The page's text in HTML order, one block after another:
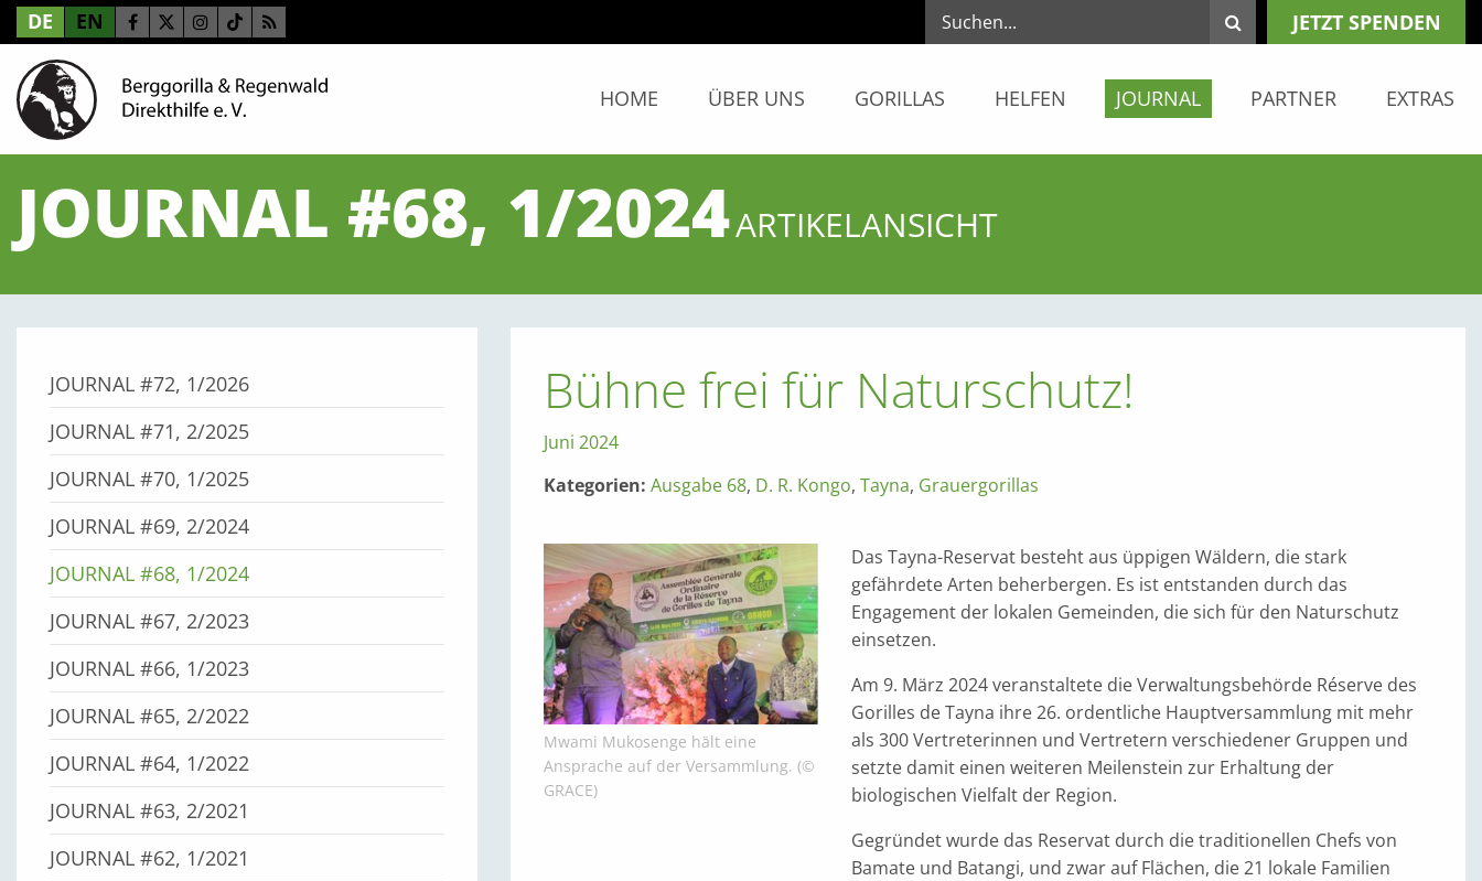
DE EN JETZT SPENDEN
HOME ÜBER UNS GORILLAS HELFEN JOURNAL PARTNER EXTRAS
JOURNAL #68, 1/2024ARTIKELANSICHT
Bühne frei für Naturschutz!
Juni 2024
Kategorien: Ausgabe 68, D. R. Kongo, Tayna, Grauergorillas
Mwami Mukosenge hält eine
Ansprache auf der Versammlung. (©
GRACE)
Das Tayna-Reservat besteht aus üppigen Wäldern, die stark
gefährdete Arten beherbergen. Es ist entstanden durch das
Engagement der lokalen Gemeinden, die sich für den Naturschutz
einsetzen.
Am 9. März 2024 veranstaltete die Verwaltungsbehörde Réserve des
Gorilles de Tayna ihre 26. ordentliche Hauptversammlung mit mehr
als 300 Vertreterinnen und Vertretern verschiedener Gruppen und
setzte damit einen weiteren Meilenstein zur Erhaltung der
biologischen Vielfalt der Region.
Gegründet wurde das Reservat durch die traditionellen Chefs von
Bamate und Batangi, und zwar auf Flächen, die 21 lokale Familien
JOURNAL #72, 1/2026
JOURNAL #71, 2/2025
JOURNAL #70, 1/2025
JOURNAL #69, 2/2024
JOURNAL #68, 1/2024
JOURNAL #67, 2/2023
JOURNAL #66, 1/2023
JOURNAL #65, 2/2022
JOURNAL #64, 1/2022
JOURNAL #63, 2/2021
JOURNAL #62, 1/2021